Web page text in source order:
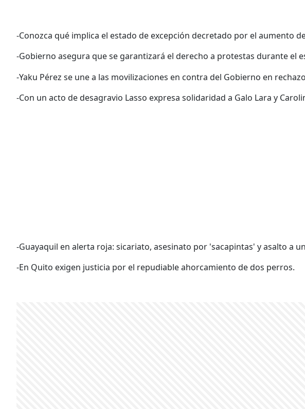
-Conozca qué implica el estado de excepción decretado por el aumento
-Gobierno asegura que se garantizará el derecho a protestas durante el
-Yaku Pérez se une a las movilizaciones en contra del Gobierno en
-Con un acto de desagravio Lasso expresa solidaridad a Galo Lara y
-Guayaquil en alerta roja: sicariato, asesinato por 'sacapintas' y asalto a
-En Quito exigen justicia por el repudiable ahorcamiento de dos perros.